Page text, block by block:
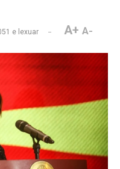
e lexuar A+ A-